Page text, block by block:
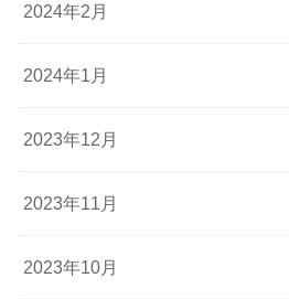
2024年2月
2024年1月
2023年12月
2023年11月
2023年10月